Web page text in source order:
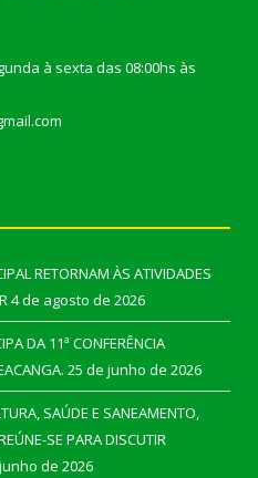
à sexta das 08:00hs às
RETORNAM ÀS ATIVIDADES
4 de agosto de 2026
DA 11ª CONFERÊNCIA
25 de junho de 2026
SAÚDE E SANEAMENTO,
SE PARA DISCUTIR
de 2026